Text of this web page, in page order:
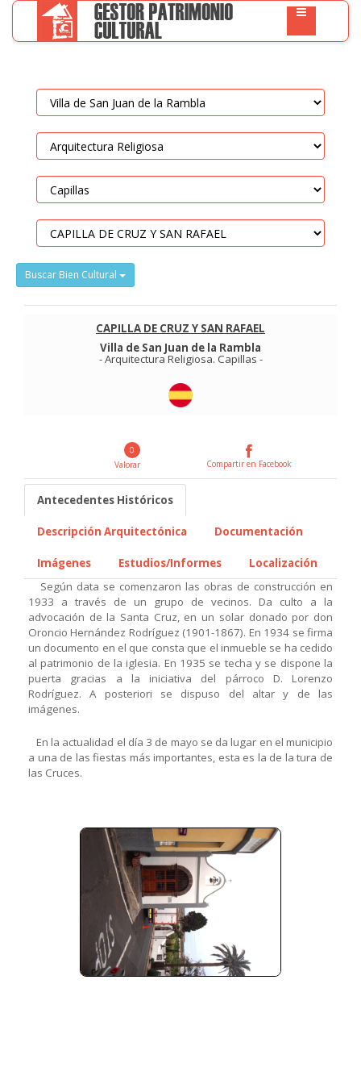
Buscar Bien Cultural
CAPILLA DE CRUZ Y SAN RAFAEL
Villa de San Juan de la Rambla
-Arquitectura Religiosa. Capillas -
0
Valorar
Compartir en Facebook
Antecedentes Históricos
Descripción Arquitectónica Documentación
Imágenes Estudios/Informes
Localización
Según data se comenzaron las obras de construcción en
1933 a través de un grupo de vecinos. Da culto a la
advocación de la Santa Cruz, en un solar donado por don
Oroncio Hernández Rodríguez (1901-1867). En 1934 se firma
un documento en el que consta que el inmueble se ha cedido
al patrimonio de la iglesia. En 1935 se techa y se dispone la
puerta gracias a la iniciativa del párroco D. Lorenzo
Rodríguez. A posteriori se dispuso del altar y de las
imágenes.
En la actualidad el día 3 de mayo se da lugar en el municipio
a una de las fiestas más importantes, esta es la de la tura de
las Cruces.